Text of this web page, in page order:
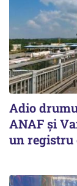
Adio
ANAF și
un registru